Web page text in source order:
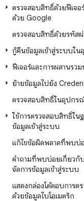
ตรวจสอบสิทธิ์ด้วยฟีเจอ
ด้วย Google
ตรวจสอบสิทธิ์ด้วยรหัส
กู้คืนข้อมูลเข้าสู่ระบบใ
ฟีเจอร์และการผสานรวม
ย้ายข้อมูลไปยัง
ตรวจสอบสิทธิ์ในอุปกร
ใช้การตรวจสอบสิทธิ์ใน
ข้อมูลเข้าสู่ระบบ
แก้ไขข้อผิดพลาดที่พบบ่
คำถามที่พบบ่อยเกี่ยวกับ
จัดการข้อมูลเข้าสู่ระบบ
แสดงกล่องโต้ตอบการต
ด้วยข้อมูลไบโอเมตริก